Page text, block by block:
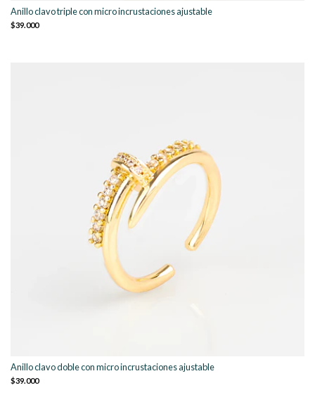
Anillo clavo triple con micro incrustaciones ajustable
$39.000
Anillo clavo doble con micro incrustaciones ajustable
$39.000